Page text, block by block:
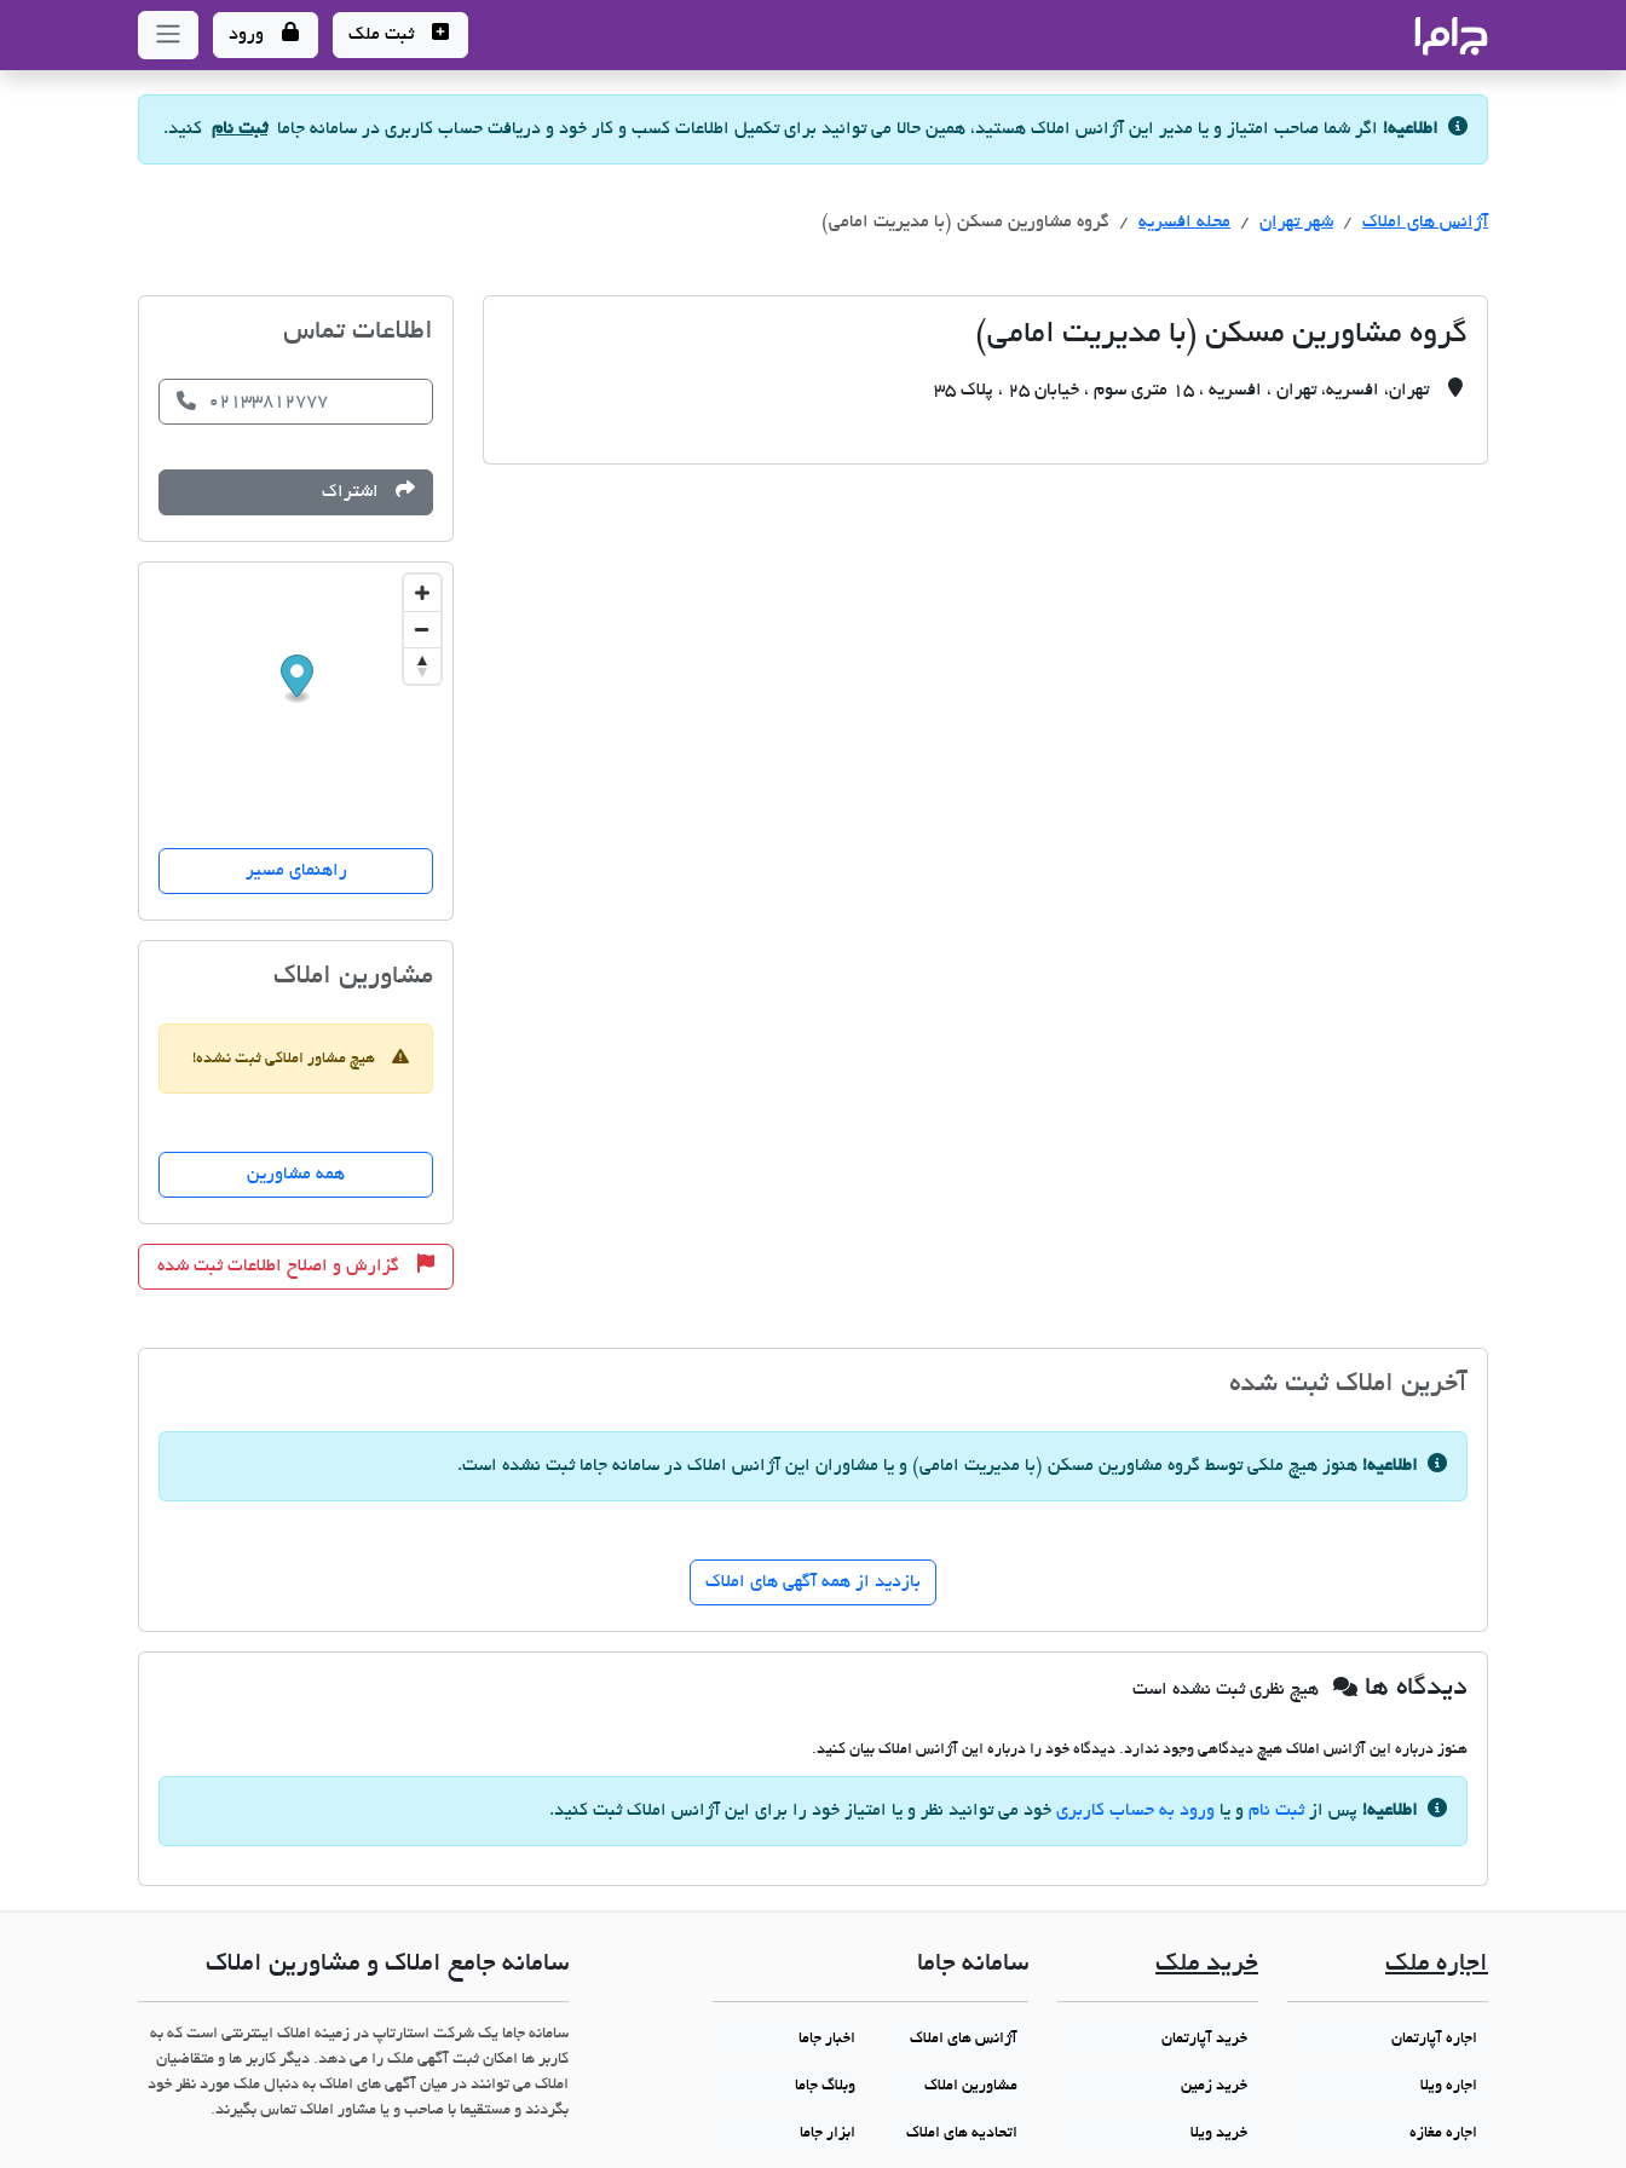
ثبت ملک ورود
اطلاعیه! اگر شما صاحب امتیاز و یا مدیر این آژانس املاک هستید، همین حالا می توانید برای تکمیل اطلاعات کسب و کار خود و دریافت حساب کاربری در سامانه جاماثبت نام کنید.
آژانس های املاک آژانس های املاک
شهر تهران آژانس های املاک
محله افسریه گروه مشاورین مسکن (با مدیریت امامی)
گروه مشاورین مسکن (با مدیریت امامی)
تهران، افسریه، تهران ، افسریه ، 15 متری سوم ، خیابان 25 ، پلاک 35
اطلاعات تماس
02133812777
اشتراک
راهنمای مسیر
مشاورین املاکگروه مشاورین مسکن (با
هیچ مشاور املاکی ثبت نشده!
همه مشاورین
گزارش و اصلاح اطلاعات ثبت شده
آخرین املاک ثبت شده
اطلاعیه! هنوز هیچ ملکی توسط گروه مشاورین مسکن (با مدیریت امامی) و یا مشاوران این آژانس املاک در سامانه جاما ثبت نشده است.
بازدید از همه آگهی های املاک
دیدگاه ها هیچ نظری ثبت نشده است
هنوز درباره این آژانس املاک هیچ دیدگاهی وجود ندارد. دیدگاه خود را درباره این آژانس املاک بیان کنید.
اطلاعیه! پس ازثبت نام و یا ورود به حساب کاربری خود می توانید نظر و یا امتیاز خود را برای این آژانس املاک ثبت کنید.
اجاره ملک
اجاره آپارتمان
اجاره ویلا
اجاره مغازه
خرید ملک
خرید آپارتمان
خرید زمین
خرید ویلا
سامانه جاما
آژانس های املاک اخبار جاما
مشاورین املاک وبلاگ جاما
اتحادیه های املاک ابزار جاما
سامانه جامع املاک و مشاورین املاک
سامانه جاما یک شرکت استارتاپ در زمینه املاک اینترنتی است که به
کاربر ها امکان ثبت آگهی ملک را می دهد. دیگر کاربر ها و متقاضیان
املاک می توانند در میان آگهی های املاک به دنبال ملک مورد نظر خود
بگردند و مستقیما با صاحب و یا مشاور املاک تماس بگیرند.